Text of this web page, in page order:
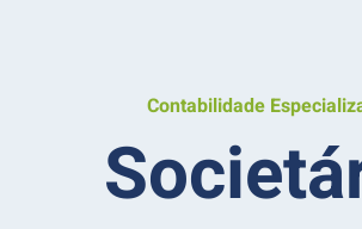
Contabilidade